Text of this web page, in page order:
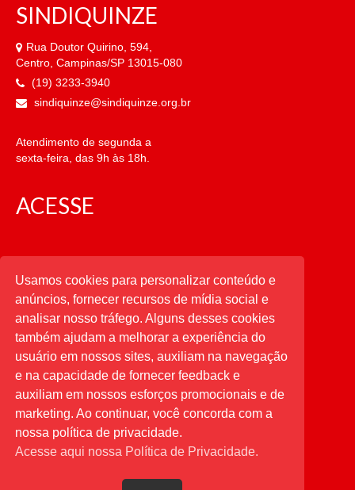
SINDIQUINZE
Rua Doutor Quirino, 594,
Centro, Campinas/SP 13015-080
(19) 3233-3940
sindiquinze@sindiquinze.org.br
Atendimento de segunda a
sexta-feira, das 9h às 18h.
ACESSE
CATEGORIAS
CATEGORIAS
PESQUISAR
Buscar
por:
Usamos cookies para personalizar conteúdo e
anúncios, fornecer recursos de mídia social e
analisar nosso tráfego. Alguns desses cookies
também ajudam a melhorar a experiência do
usuário em nossos sites, auxiliam na navegação
e na capacidade de fornecer feedback e
auxiliam em nossos esforços promocionais e de
marketing. Ao continuar, você concorda com a
nossa política de privacidade.
Acesse aqui nossa Política de Privacidade.